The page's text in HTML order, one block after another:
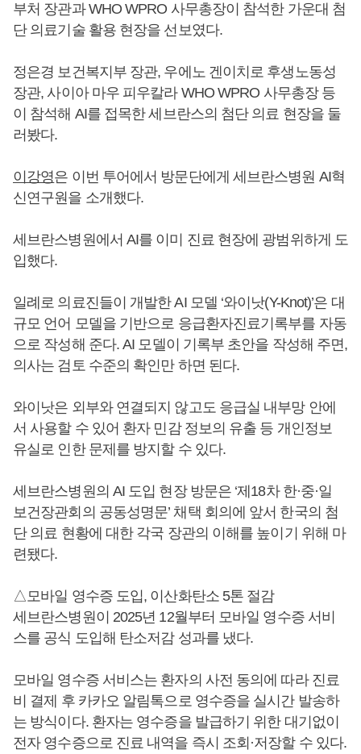
부처 장관과 WHO WPRO 사무총장이 참석한 가운대 첨
단 의료기술 활용 현장을 선보였다.
정은경 보건복지부 장관, 우에노 겐이치로 후생노동성
장관, 사이아 마우 피우칼라 WHO WPRO 사무총장 등
이 참석해 AI를 접목한 세브란스의 첨단 의료 현장을 둘
러봤다.
이강영은 이번 투어에서 방문단에게 세브란스병원 AI혁
신연구원을 소개했다.
세브란스병원에서 AI를 이미 진료 현장에 광범위하게 도
입했다.
일례로 의료진들이 개발한 AI 모델 ‘와이낫(Y-Knot)’은 대
규모 언어 모델을 기반으로 응급환자진료기록부를 자동
으로 작성해 준다. AI 모델이 기록부 초안을 작성해 주면,
의사는 검토 수준의 확인만 하면 된다.
와이낫은 외부와 연결되지 않고도 응급실 내부망 안에
서 사용할 수 있어 환자 민감 정보의 유출 등 개인정보
유실로 인한 문제를 방지할 수 있다.
세브란스병원의 AI 도입 현장 방문은 ‘제18차 한·중·일
보건장관회의 공동성명문’ 채택 회의에 앞서 한국의 첨
단 의료 현황에 대한 각국 장관의 이해를 높이기 위해 마
련됐다.
△모바일 영수증 도입, 이산화탄소 5톤 절감
세브란스병원이 2025년 12월부터 모바일 영수증 서비
스를 공식 도입해 탄소저감 성과를 냈다.
모바일 영수증 서비스는 환자의 사전 동의에 따라 진료
비 결제 후 카카오 알림톡으로 영수증을 실시간 발송하
는 방식이다. 환자는 영수증을 발급하기 위한 대기없이
전자 영수증으로 진료 내역을 즉시 조회·저장할 수 있다.